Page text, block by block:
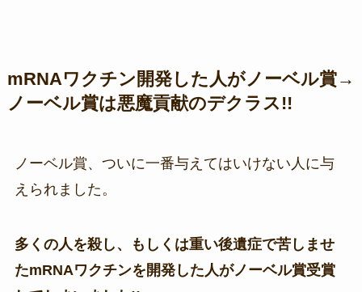
mRNAワクチン開発した人がノーベル賞→
ノーベル賞は悪魔貢献のデクラス!!
ノーベル賞、ついに一番与えてはいけない人に与
えられました。
多くの人を殺し、もしくは重い後遺症で苦しませ
たmRNAワクチンを開発した人がノーベル賞受賞